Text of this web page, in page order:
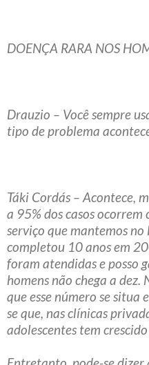
DOENÇA RARA NOS
Drauzio – Você sempre
tipo de problema
Táki Cordás – Acontece,
a 95% dos casos
serviço que mantemos
completou 10 anos em
foram atendidas e posso
homens não chega a dez.
que esse número se situa
se que, nas clínicas
adolescentes tem